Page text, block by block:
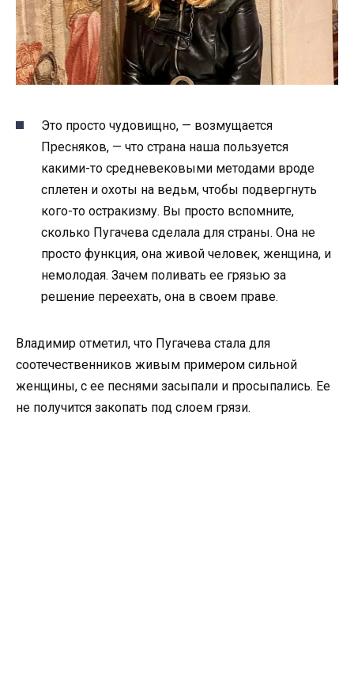
Это просто чудовищно, — возмущается
Пресняков, — что страна наша пользуется
какими-то средневековыми методами вроде
сплетен и охоты на ведьм, чтобы подвергнуть
кого-то остракизму. Вы просто вспомните,
сколько Пугачева сделала для страны. Она не
просто функция, она живой человек, женщина, и
немолодая. Зачем поливать ее грязью за
решение переехать, она в своем праве.
Владимир отметил, что Пугачева стала для
соотечественников живым примером сильной
женщины, с ее песнями засыпали и просыпались. Ее
не получится закопать под слоем грязи.